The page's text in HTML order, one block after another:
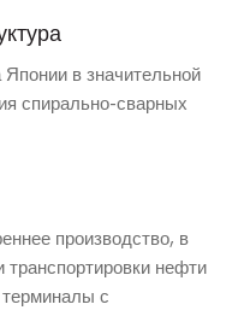
Японии в значительной
спирально-сварных
производство, в
нефти
с